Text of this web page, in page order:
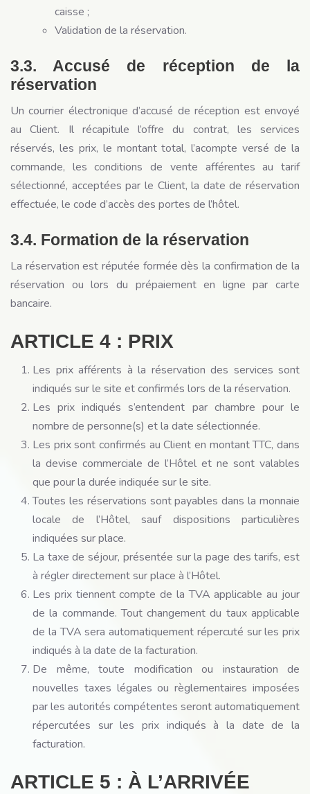
caisse ;
Validation de la réservation.
3.3. Accusé de réception de la
réservation
Un courrier électronique d’accusé de réception est envoyé
au Client. Il récapitule l’offre du contrat, les services
réservés, les prix, le montant total, l’acompte versé de la
commande, les conditions de vente afférentes au tarif
sélectionné, acceptées par le Client, la date de réservation
effectuée, le code d’accès des portes de l’hôtel.
3.4. Formation de la réservation
La réservation est réputée formée dès la confirmation de la
réservation ou lors du prépaiement en ligne par carte
bancaire.
ARTICLE 4 : PRIX
Les prix afférents à la réservation des services sont
indiqués sur le site et confirmés lors de la réservation.
Les prix indiqués s’entendent par chambre pour le
nombre de personne(s) et la date sélectionnée.
Les prix sont confirmés au Client en montant TTC, dans
la devise commerciale de l’Hôtel et ne sont valables
que pour la durée indiquée sur le site.
Toutes les réservations sont payables dans la monnaie
locale de l’Hôtel, sauf dispositions particulières
indiquées sur place.
La taxe de séjour, présentée sur la page des tarifs, est
à régler directement sur place à l’Hôtel.
Les prix tiennent compte de la TVA applicable au jour
de la commande. Tout changement du taux applicable
de la TVA sera automatiquement répercuté sur les prix
indiqués à la date de la facturation.
De même, toute modification ou instauration de
nouvelles taxes légales ou règlementaires imposées
par les autorités compétentes seront automatiquement
répercutées sur les prix indiqués à la date de la
facturation.
ARTICLE 5 : À L’ARRIVÉE